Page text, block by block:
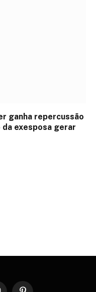
ganha repercussão
exesposa gerar